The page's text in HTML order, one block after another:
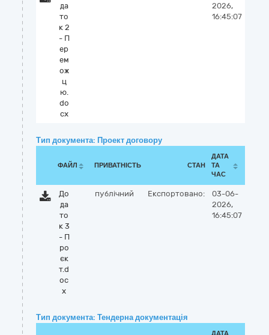
да
то
к 2
- П
ер
ем
ож
ц
ю.
do
cx
2026,
16:45:07
Тип документа: Проект договору
ФАЙЛ ПРИВАТНІСТЬ СТАН
ДАТА
ТА
ЧАС
До
да
то
к 3
- П
ро
єк
т.d
oc
x
публічний Експортовано:
03-06-
2026,
16:45:07
Тип документа: Тендерна документація